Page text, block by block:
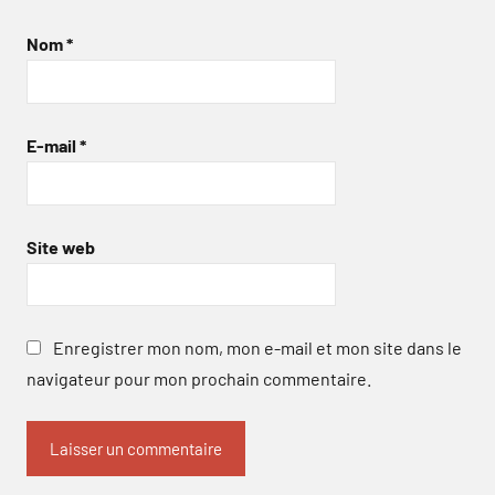
Nom*
E-mail *
Site web
Enregistrer mon nom, mon e-mail et mon site dans le
navigateur pour mon prochain commentaire.